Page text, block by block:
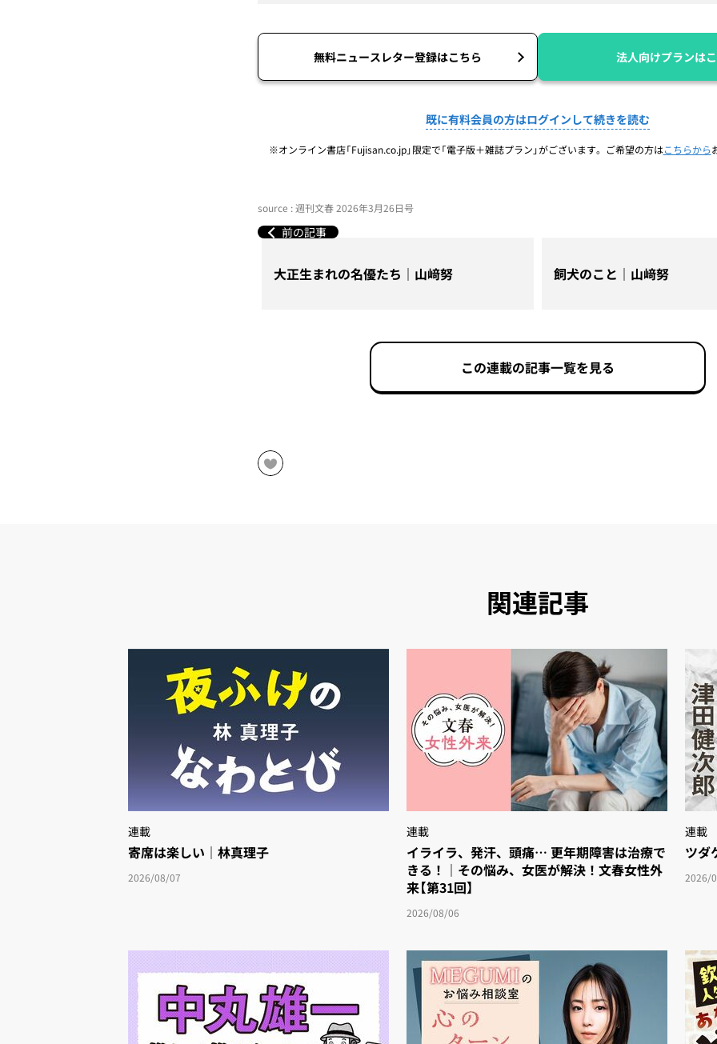
無料ニュースレター登録はこちら 法人向けプランは
既に有料会員の方はログインして続きを読む
※オンライン書店「Fujisan.co.jp」限定で「電子版＋雑誌プラン」がございます。ご希望の方はこちらから
source : 週刊文春 2026年3月26日号
前の記事
大正生まれの名優たち｜山﨑努 飼犬のこと｜山﨑努
この連載の記事一覧を見る
関連記事
連載
寄席は楽しい｜林真理子
2026/08/07
連載
イライラ、発汗、頭痛… 更年期障害は治療で
きる！｜その悩み、女医が解決！文春女性外
来【第31回】
2026/08/06
連載
ツダ
2026/